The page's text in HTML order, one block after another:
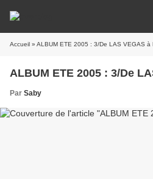
Accueil » ALBUM ETE 2005 : 3/De LAS VEGAS à
ALBUM ETE 2005 : 3/De
Par Saby